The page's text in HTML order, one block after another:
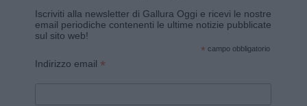
Iscriviti alla newsletter di Gallura Oggi e ricevi le nostre
email periodiche contenenti le ultime notizie pubblicate
sul sito web!
* campo obbligatorio
Indirizzo email *